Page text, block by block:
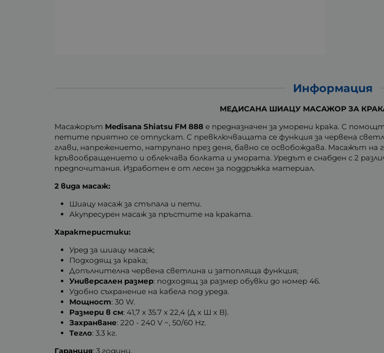
Информация
МЕДИСАНА ШИАЦУ МАСАЖОР ЗА КРАКА
Масажорът Medisana Shiatsu FM 888 е предназначен за уморени крака. С
петите приятно се отпускат. С превключващата се функция за червена
глави, напрежението, натрупано през деня, бавно се освобождава. Масажът
кръвообращението и облекчава болката и умората. Уредът е снабден с 2
предпочитания. Изработен е от лесен за поддръжка материал.
2 вида масаж:
Шиацу масаж за стъпала и пети.
Акупресурен масаж за пръстите на краката.
Характеристики:
Уред за шиацу масаж;
Подходящ за крака;
Допълнителна червена светлина и затопляща функция;
Универсален размер: подходящ за размер обувки до номер 46.
Удобно съхранение на кабела под уреда.
Мощност: 30 W.
Размери в см: 41,7 x 35.7 x 22,4 (Д х Ш х В).
Захранване: 220 - 240 V ~, 50/60 Hz.
Тегло: 3.3 кг.
Гаранция: 3 години.